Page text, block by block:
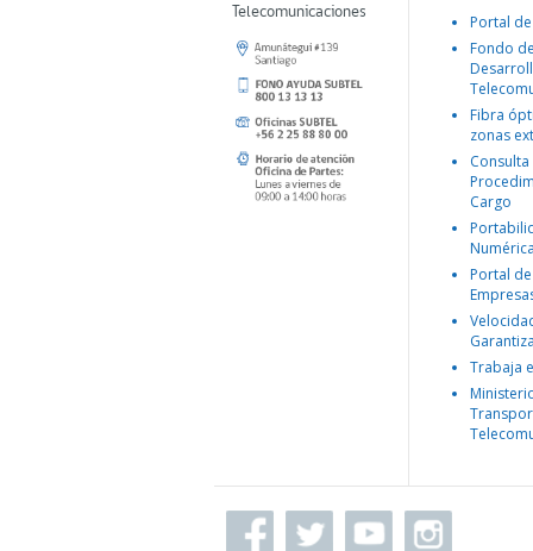
Telecomunicaciones
Portal
Fondo
Fibra
zonas
Consulta
Cargo
Portal
Trabaja